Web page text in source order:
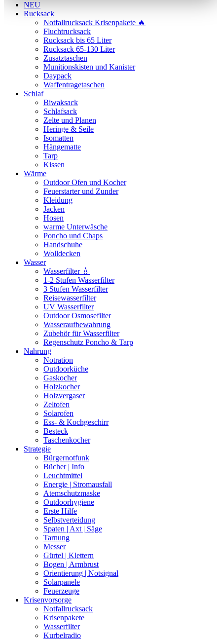
NEU
Rucksack
Notfallrucksack Krisenpakete 🔥
Fluchtrucksack
Rucksack bis 65 Liter
Rucksack 65-130 Liter
Zusatztaschen
Munitionskisten und Kanister
Daypack
Waffentragetaschen
Schlaf
Biwaksack
Schlafsack
Zelte und Planen
Heringe & Seile
Isomatten
Hängematte
Tarp
Kissen
Wärme
Outdoor Ofen und Kocher
Feuerstarter und Zunder
Kleidung
Jacken
Hosen
warme Unterwäsche
Poncho und Chaps
Handschuhe
Wolldecken
Wasser
Wasserfilter 💧
1-2 Stufen Wasserfilter
3 Stufen Wasserfilter
Reisewasserfilter
UV Wasserfilter
Outdoor Osmosefilter
Wasseraufbewahrung
Zubehör für Wasserfilter
Regenschutz Poncho & Tarp
Nahrung
Notration
Outdoorküche
Gaskocher
Holzkocher
Holzvergaser
Zeltofen
Solarofen
Ess- & Kochgeschirr
Besteck
Taschenkocher
Strategie
Bürgernotfunk
Bücher | Info
Leuchtmittel
Energie | Stromausfall
Atemschutzmaske
Outdoorhygiene
Erste Hilfe
Selbstverteidung
Spaten | Axt | Säge
Tarnung
Messer
Gürtel | Klettern
Bogen | Armbrust
Orientierung | Notsignal
Solarpanele
Feuerzeuge
Krisenvorsorge
Notfallrucksack
Krisenpakete
Wasserfilter
Kurbelradio